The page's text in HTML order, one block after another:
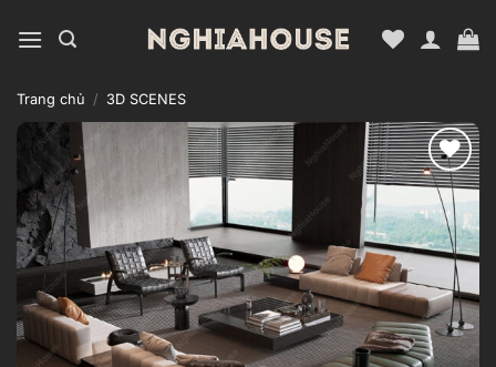
qua
dung
Trang chủ / 3D SCENES
Add to
wishlist